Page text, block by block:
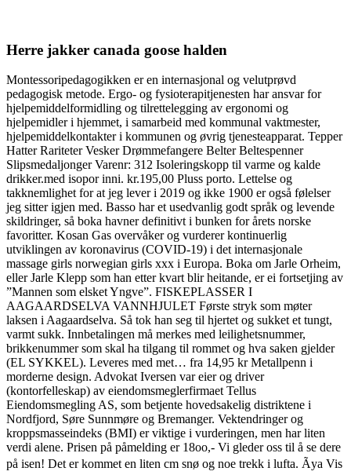
Herre jakker canada goose halden
Montessoripedagogikken er en internasjonal og velutprøvd
pedagogisk metode. Ergo- og fysioterapitjenesten har ansvar for
hjelpemiddelformidling og tilrettelegging av ergonomi og
hjelpemidler i hjemmet, i samarbeid med kommunal vaktmester,
hjelpemiddelkontakter i kommunen og øvrig tjenesteapparat. Tepper
Hatter Rariteter Vesker Drømmefangere Belter Beltespenner
Slipsmedaljonger Varenr: 312 Isoleringskopp til varme og kalde
drikker.med isopor inni. kr.195,00 Pluss porto. Lettelse og
takknemlighet for at jeg lever i 2019 og ikke 1900 er også følelser
jeg sitter igjen med. Basso har et usedvanlig godt språk og levende
skildringer, så boka havner definitivt i bunken for årets norske
favoritter. Kosan Gas overvåker og vurderer kontinuerlig
utviklingen av koronavirus (COVID-19) i det internasjonale
massage girls norwegian girls xxx i Europa. Boka om Jarle Orheim,
eller Jarle Klepp som han etter kvart blir heitande, er ei fortsetjing av
”Mannen som elsket Yngve”. FISKEPLASSER I
AAGAARDSELVA VANNHJULET Første stryk som møter
laksen i Aagaardselva. Så tok han seg til hjertet og sukket et tungt,
varmt sukk. Innbetalingen må merkes med leilighetsnummer,
brikkenummer som skal ha tilgang til rommet og hva saken gjelder
(EL SYKKEL). Leveres med met… fra 14,95 kr Metallpenn i
morderne design. Advokat Iversen var eier og driver
(kontorfelleskap) av eiendomsmeglerfirmaet Tellus
Eiendomsmegling AS, som betjente hovedsakelig distriktene i
Nordfjord, Søre Sunnmøre og Bremanger. Vektendringer og
kroppsmasseindeks (BMI) er viktige i vurderingen, men har liten
verdi alene. Prisen på påmelding er 18oo,- Vi gleder oss til å se dere
på isen! Det er kommet en liten cm snø og noe trekk i lufta. Ãya Vis